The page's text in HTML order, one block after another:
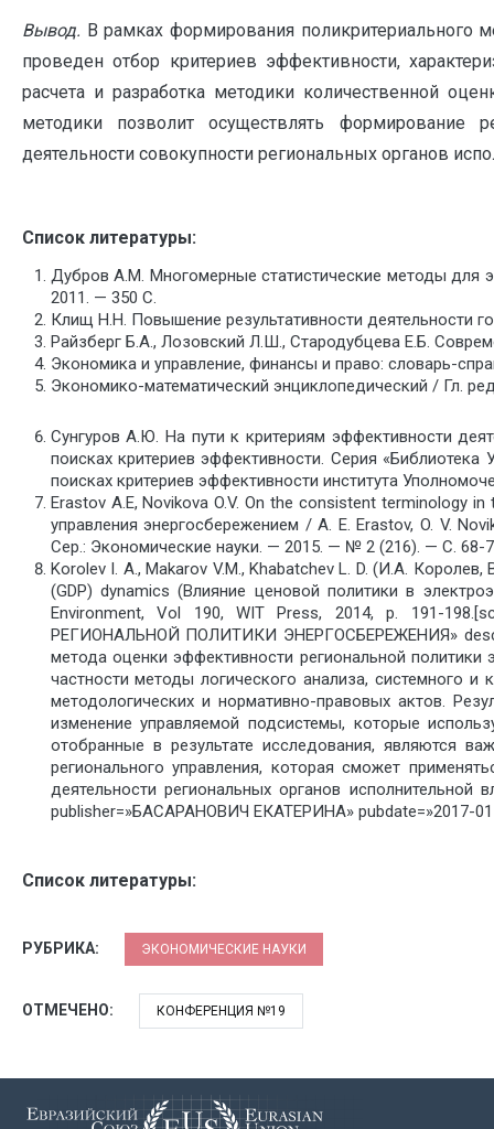
Вывод. В рамках формирования поликритериального
проведен отбор критериев эффективности,
расчета и разработка методики количественной
методики позволит осуществлять формирование
деятельности совокупности региональных органов
Список литературы:
Дубров А.М. Многомерные статистические методы для
2011. — 350 С.
Клищ Н.Н. Повышение результативности деятельности
Райзберг Б.А., Лозовский Л.Ш., Стародубцева Е.Б.
Экономика и управление, финансы и право: словарь-
Экономико-математический энциклопедический / Гл.
Сунгуров А.Ю. На пути к критериям эффективности
поисках критериев эффективности. Серия
поисках критериев эффективности института
Erastov A.E, Novikova O.V. On the consistent terminology
управления энергосбережением / A. E. Erastov, O. V.
Сер.: Экономические науки. — 2015. — № 2 (216). — С. 68-
Korolev I. A., Makarov V.M., Khabatchev L. D. (И.А.
(GDP) dynamics (Влияние ценовой политики в
Environment, Vol 190, WIT Press, 2014, p. 191-
РЕГИОНАЛЬНОЙ ПОЛИТИКИ ЭНЕРГОСБЕРЕЖЕНИЯ»
метода оценки эффективности региональной
частности методы логического анализа, системного
методологических и нормативно-правовых актов.
изменение управляемой подсистемы, которые
отобранные в результате исследования, являются
регионального управления, которая сможет
деятельности региональных органов
publisher=»БАСАРАНОВИЧ ЕКАТЕРИНА» pubdate=»2017-
Список литературы:
РУБРИКА: ЭКОНОМИЧЕСКИЕ НАУКИ
ОТМЕЧЕНО: КОНФЕРЕНЦИЯ №19